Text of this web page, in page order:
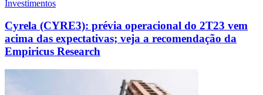
Investimentos
Cyrela (CYRE3): prévia operacional do 2T23 vem
acima das expectativas; veja a recomendação da
Empiricus Research